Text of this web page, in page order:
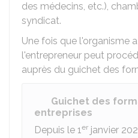
des médecins, etc.),
syndicat.
Une fois que l'organisme
l'entrepreneur peut
auprès du guichet des
Guichet des
entreprises
Depuis le 1er janvier